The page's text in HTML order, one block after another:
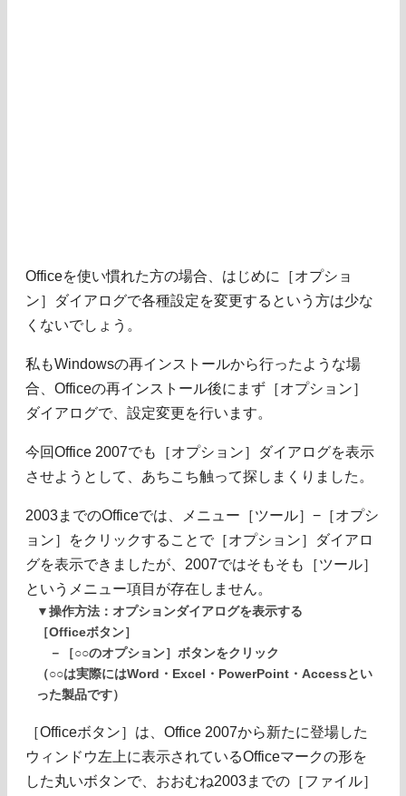
Officeを使い慣れた方の場合、はじめに［オプショ
ン］ダイアログで各種設定を変更するという方は少な
くないでしょう。
私もWindowsの再インストールから行ったような場
合、Officeの再インストール後にまず［オプション］
ダイアログで、設定変更を行います。
今回Office 2007でも［オプション］ダイアログを表示
させようとして、あちこち触って探しまくりました。
2003までのOfficeでは、メニュー［ツール］−［オプシ
ョン］をクリックすることで［オプション］ダイアロ
グを表示できましたが、2007ではそもそも［ツール］
というメニュー項目が存在しません。
▼操作方法：オプションダイアログを表示する
［Officeボタン］
－［○○のオプション］ボタンをクリック
（○○は実際にはWord・Excel・PowerPoint・Accessとい
った製品です）
［Officeボタン］は、Office 2007から新たに登場した
ウィンドウ左上に表示されているOfficeマークの形を
した丸いボタンで、おおむね2003までの［ファイル］